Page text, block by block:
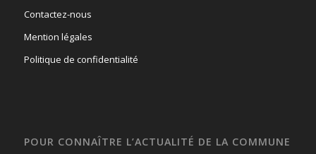
Contactez-nous
Mention légales
Politique de confidentialité
POUR CONNAÎTRE L’ACTUALITÉ DE LA COMMUNE